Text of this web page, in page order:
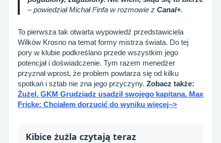
– powiedział Michał Finfa w rozmowie z Canal+.
To pierwsza tak otwarta wypowiedź przedstawiciela
Wilków Krosno na temat formy mistrza świata. Do tej
pory w klubie podkreślano przede wszystkim jego
potencjał i doświadczenie. Tym razem menedżer
przyznał wprost, że problem powtarza się od kilku
spotkań i sztab nie zna jego przyczyny. Zobacz także:
Żużel. GKM Grudziądz usadził swojego kapitana. Max
Fricke: Chciałem dorzucić do wyniku więcej–>
Kibice żużla czytają teraz